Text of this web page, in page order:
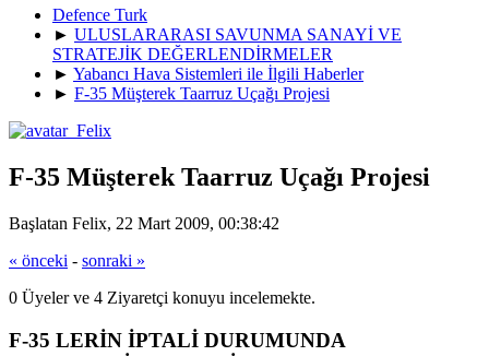
Defence Turk
► ULUSLARARASI SAVUNMA SANAYİ VE
STRATEJİK DEĞERLENDİRMELER
► Yabancı Hava Sistemleri ile İlgili Haberler
► F-35 Müşterek Taarruz Uçağı Projesi
F-35 Müşterek Taarruz Uçağı Projesi
Başlatan Felix, 22 Mart 2009, 00:38:42
« önceki - sonraki »
0 Üyeler ve 4 Ziyaretçi konuyu incelemekte.
F-35 LERİN İPTALİ DURUMUNDA